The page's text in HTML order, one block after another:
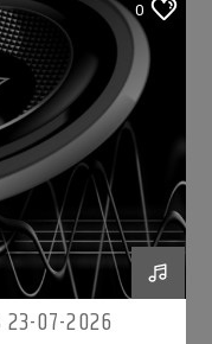
0
23-07-2026